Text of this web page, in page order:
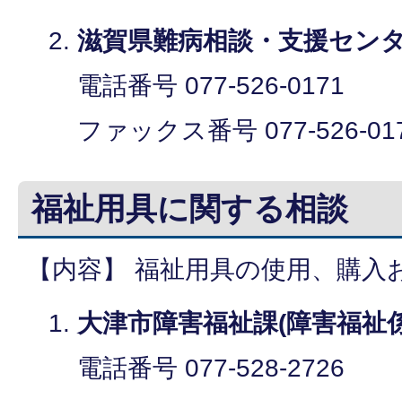
滋賀県難病相談・支援セン
電話番号 077-526-0171
ファックス番号 077-526-
福祉用具に関する相談
【内容】 福祉用具の使用、購入
大津市障害福祉課(障害福祉
電話番号 077-528-2726